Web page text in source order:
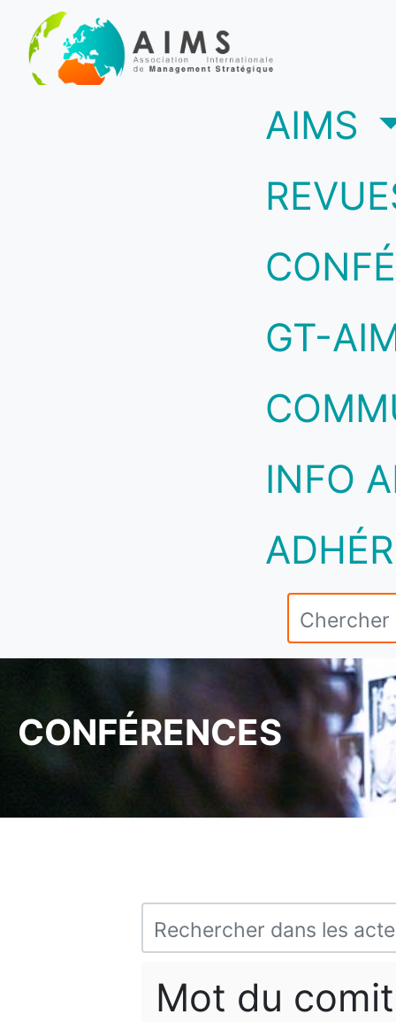
AIMS
GT-
INFO
CONFÉRENCES
Mot du